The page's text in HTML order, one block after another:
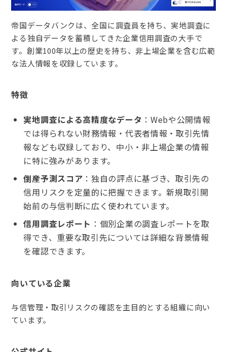
帝国データバンクは、全国に調査員を持ち、実地調査に
よる独自データを蓄積してきた企業信用調査の大手で
す。創業100年以上の歴史を持ち、非上場企業を含む広範
な法人情報を収録しています。
特徴
実地調査による高精度なデータ ：Webや公開情報
では得られない財務情報・代表者情報・取引先情
報なども収録しており、中小・非上場企業の情報
に特に強みがあります。
倒産予測スコア ：独自の評点に基づき、取引先の
信用リスクを定量的に把握できます。新規取引開
始前の与信判断に広く使われています。
信用調査レポート ：個別企業の調査レポートを取
得でき、重要な取引先については詳細な背景情報
を確認できます。
向いている企業
与信管理・取引リスクの確認を主目的とする組織に向い
ています。